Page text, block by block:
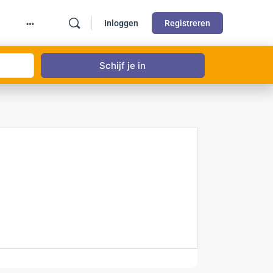
Inloggen Registreren